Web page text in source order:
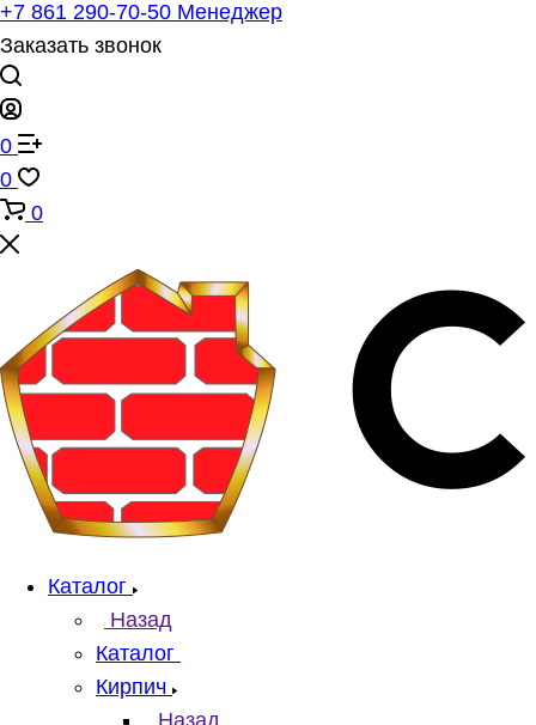
+7 861 290-70-50 Менеджер
Заказать звонок
0
0
0
Каталог
Назад
Каталог
Кирпич
Назад